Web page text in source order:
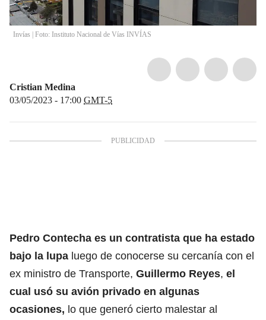
Invías | Foto: Instituto Nacional de Vías INVÍAS
Cristian Medina
03/05/2023 - 17:00 GMT-5
Pedro Contecha es un contratista que ha estado
bajo la lupa luego de conocerse su cercanía con el
ex ministro de Transporte, Guillermo Reyes, el
cual usó su avión privado en algunas
ocasiones, lo que generó cierto malestar al